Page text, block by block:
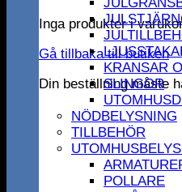
Inga produkter i
Gå tillbaka till butiken
Din beställning måste
KRANSAR
SLINGOR
NÖDBELYSNING
TILLBEHÖR
POLLARE